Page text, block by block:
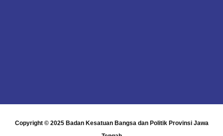
Copyright © 2025 Badan Kesatuan Bangsa dan Politik Provinsi Jawa